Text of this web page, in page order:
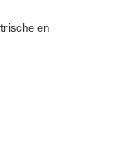
en